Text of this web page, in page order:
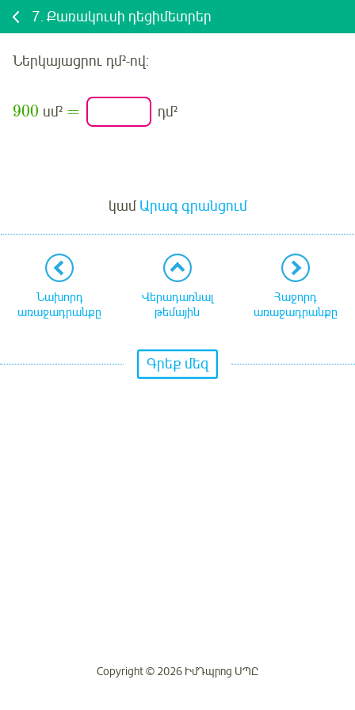
7. Քառակուսի դեցիմետրեր
Ներկայացրու դմ²-ով:
900 սմ² = դմ²
կամԱրագ գրանցում
Նախորդ
առաջադրանքը
Վերադառնալ
թեմային
Հաջորդ
առաջադրանքը
Գրեք մեզ
Copyright © 2026 ԻմԴպրոց ՍՊԸ